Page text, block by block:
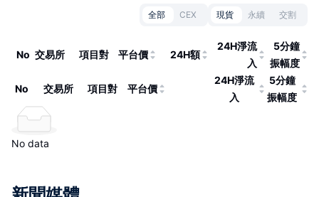
全部 CEX 現貨 永續 交割
No 交易所 項目對 平台價 24H額
24H淨流
入
5分鐘
振幅度
No 交易所 項目對 平台價
24H淨流
入
5分鐘
振幅度
No data